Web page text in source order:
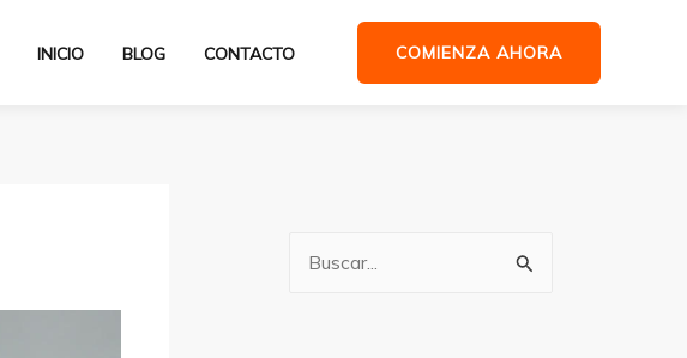
INICIO BLOG CONTACTO COMIENZA AHORA